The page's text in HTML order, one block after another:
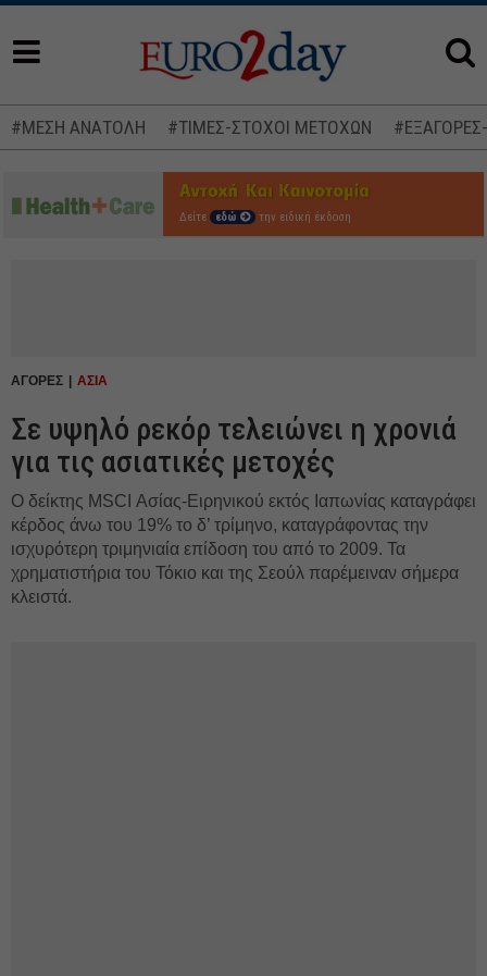
#ΜΕΣΗ ΑΝΑΤΟΛΗ #ΤΙΜΕΣ-ΣΤΟΧΟΙ ΜΕΤΟΧΩΝ
Δείτε εδώ την ειδική έκδοση
ΑΓΟΡΕΣ ΑΣΙΑ
Σε υψηλό ρεκόρ τελειώνει η χρονιά
για τις ασιατικές μετοχές
Ο δείκτης MSCI Ασίας-Ειρηνικού εκτός Ιαπωνίας καταγράφει
κέρδος άνω του 19% το δ’ τρίμηνο, καταγράφοντας την
ισχυρότερη τριμηνιαία επίδοση του από το 2009. Τα
χρηματιστήρια του Τόκιο και της Σεούλ παρέμειναν σήμερα
κλειστά.